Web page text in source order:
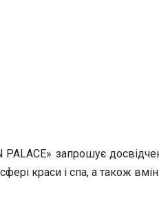
PALACE» запрошує
краси і спа, а також